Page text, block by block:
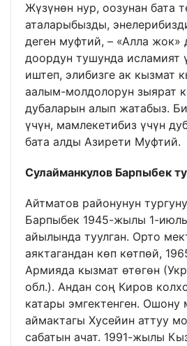
Жүзүнөн нур, оозунан бата
аталарыбызды,
деген муфтий, – «Алла жок»
доордун тушунда исламият
иштеп, элибизге ак кызмат
аалым-молдолорун зыярат
дубаларын алып жатабыз.
үчүн, мамлекетибиз үчүн
бата алды Азирети Муфтий.
Сулайманкулов Барпыбек
Айтматов районунун
Барпыбек 1945-жылы 1-
айылында туулган. Орто
аяктагандан көп көтпөй,
Армияда кызмат өтөгөн
обл.). Андан соң Киров
катары эмгектенген. Ошону
аймактагы Хусейин аттуу
сабатын ачат. 1991-жылы